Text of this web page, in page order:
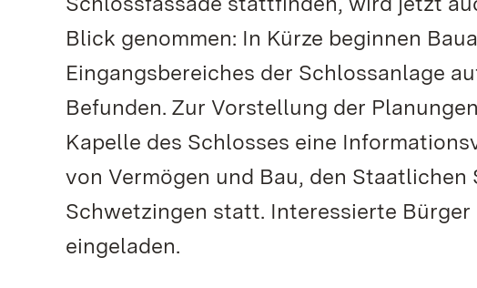
Blick genommen: In Kürze beginnen
Eingangsbereiches der Schlossanlage
Befunden. Zur Vorstellung der
Kapelle des Schlosses eine
von Vermögen und Bau, den
Schwetzingen statt. Interessierte
eingeladen.